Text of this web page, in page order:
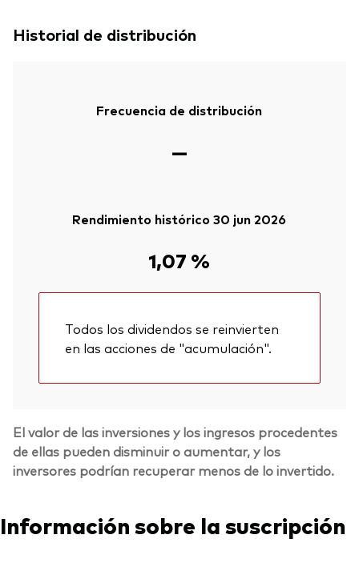
Historial de distribución
Frecuencia de distribución
—
Rendimiento histórico 30 jun 2026
1,07 %
Todos los dividendos se reinvierten
en las acciones de "acumulación".
El valor de las inversiones y los ingresos procedentes
de ellas pueden disminuir o aumentar, y los
inversores podrían recuperar menos de lo invertido.
Información sobre la suscripción